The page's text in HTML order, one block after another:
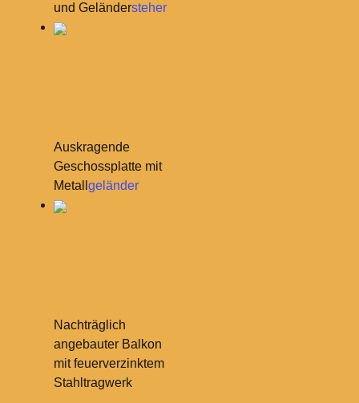
und Geländersteher
Auskragende
Geschossplatte mit
Metall geländer
Nachträglich
angebauter Balkon
mit feuerverzinktem
Stahltragwerk